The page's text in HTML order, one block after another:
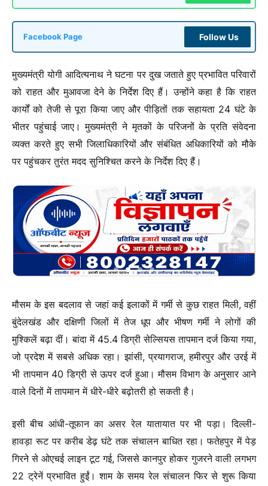
Facebook Page Follow Us
मुख्यमंत्री योगी आदित्यनाथ ने घटना पर दुख जताते हुए प्रभावित परिवारों
को राहत और मुआवजा देने के निर्देश दिए हैं। उन्होंने कहा है कि राहत
कार्यों को तेजी से पूरा किया जाए और पीड़ितों तक सहायता 24 घंटे के
भीतर पहुंचाई जाए। मुख्यमंत्री ने मृतकों के परिजनों के प्रति संवेदना
व्यक्त करते हुए सभी जिलाधिकारियों और संबंधित अधिकारियों को मौके
पर पहुंचकर तुरंत मदद सुनिश्चित करने के निर्देश दिए हैं।
मौसम के इस बदलाव से जहां कई इलाकों में गर्मी से कुछ राहत मिली, वहीं
बुंदेलखंड और दक्षिणी जिलों में तेज धूप और भीषण गर्मी ने लोगों की
मुश्किलें बढ़ा दीं। बांदा में 45.4 डिग्री सेल्सियस तापमान दर्ज किया गया,
जो प्रदेश में सबसे अधिक रहा। झांसी, प्रयागराज, हमीरपुर और उरई में
भी तापमान 40 डिग्री से ऊपर दर्ज हुआ। मौसम विभाग के अनुसार आने
वाले दिनों में तापमान में धीरे-धीरे बढ़ोतरी हो सकती है।
इसी बीच आंधी-तूफान का असर रेल यातायात पर भी पड़ा। दिल्ली-
हावड़ा रूट पर करीब डेढ़ घंटे तक संचालन बाधित रहा। फतेहपुर में पेड़
गिरने से ओएचई लाइन टूट गई, जिससे कानपुर होकर गुजरने वाली लगभग
22 ट्रेनें प्रभावित हुईं। शाम के समय रेल संचालन फिर से शुरू किया